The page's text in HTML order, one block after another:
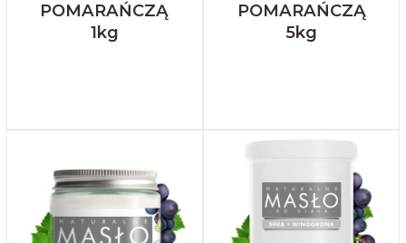
POMARAŃCZĄ
1kg
POMARAŃCZĄ
5kg